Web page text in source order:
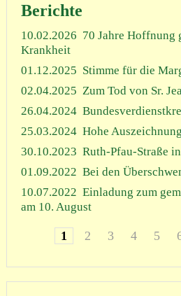
Berichte
10.02.2026 70 Jahre Hoffnung
Krankheit
01.12.2025 Stimme für die
02.04.2025 Zum Tod von Sr.
26.04.2024
25.03.2024 Hohe
30.10.2023 Ruth-Pfau-Straße
01.09.2022 Bei den
10.07.2022 Einladung zum
am 10. August
1 2 3 4 5